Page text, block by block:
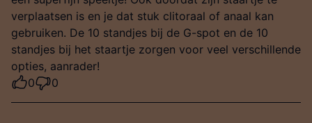
verplaatsen is en je dat stuk clitoraal of anaal kan
gebruiken. De 10 standjes bij de G-spot en de 10
standjes bij het staartje zorgen voor veel verschillende
opties, aanrader!
0
0